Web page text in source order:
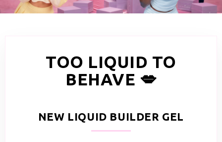
TOO LIQUID TO
BEHAVE 💋
NEW LIQUID BUILDER GEL